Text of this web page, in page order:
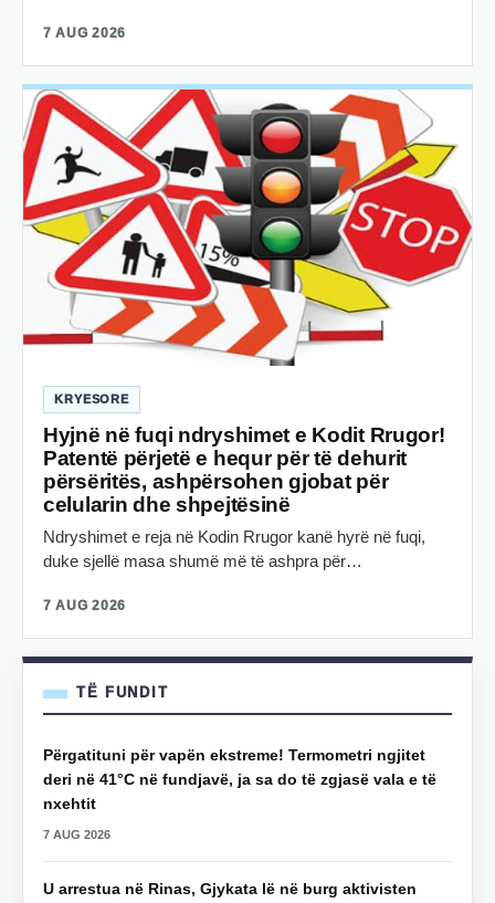
7 AUG 2026
KRYESORE
Hyjnë në fuqi ndryshimet e Kodit Rrugor!
Patentë përjetë e hequr për të dehurit
përsëritës, ashpërsohen gjobat për
celularin dhe shpejtësinë
Ndryshimet e reja në Kodin Rrugor kanë hyrë në fuqi,
duke sjellë masa shumë më të ashpra për…
7 AUG 2026
TË FUNDIT
Përgatituni për vapën ekstreme! Termometri ngjitet
deri në 41°C në fundjavë, ja sa do të zgjasë vala e të
nxehtit
7 AUG 2026
U arrestua në Rinas, Gjykata lë në burg aktivisten